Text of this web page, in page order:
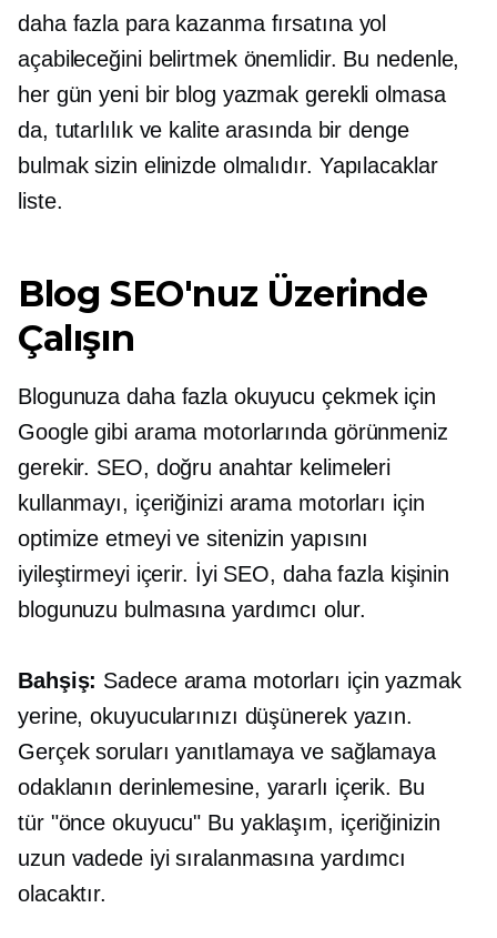
daha fazla para kazanma fırsatına yol
açabileceğini belirtmek önemlidir. Bu nedenle,
her gün yeni bir blog yazmak gerekli olmasa
da, tutarlılık ve kalite arasında bir denge
bulmak sizin elinizde olmalıdır. Yapılacaklar
liste.
Blog SEO'nuz Üzerinde
Çalışın
Blogunuza daha fazla okuyucu çekmek için
Google gibi arama motorlarında görünmeniz
gerekir. SEO, doğru anahtar kelimeleri
kullanmayı, içeriğinizi arama motorları için
optimize etmeyi ve sitenizin yapısını
iyileştirmeyi içerir. İyi SEO, daha fazla kişinin
blogunuzu bulmasına yardımcı olur.
Bahşiş: Sadece arama motorları için yazmak
yerine, okuyucularınızı düşünerek yazın.
Gerçek soruları yanıtlamaya ve sağlamaya
odaklanınderinlemesine, yararlı içerik. Bu
tür "önce okuyucu" Bu yaklaşım, içeriğinizin
uzun vadede iyi sıralanmasına yardımcı
olacaktır.